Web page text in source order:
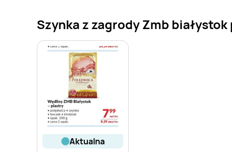
Szynka z zagrody Zmb
aktualna